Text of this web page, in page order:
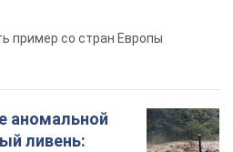
пример со стран Европы
аномальной
ливень: